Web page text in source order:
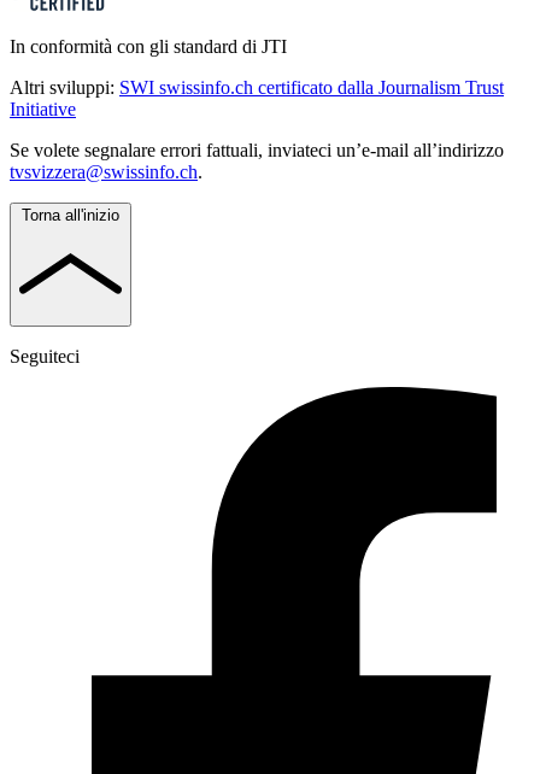
In conformità con gli standard di JTI
Altri sviluppi: SWI swissinfo.ch certificato dalla Journalism Trust
Initiative
Se volete segnalare errori fattuali, inviateci un’e-mail all’indirizzo
tvsvizzera@swissinfo.ch.
Torna all'inizio
Seguiteci